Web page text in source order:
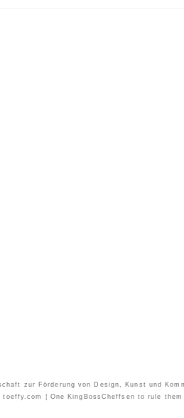
zur Förderung von Design, Kunst und
toeffy.com ¦ One KingBossCheffsen to rule